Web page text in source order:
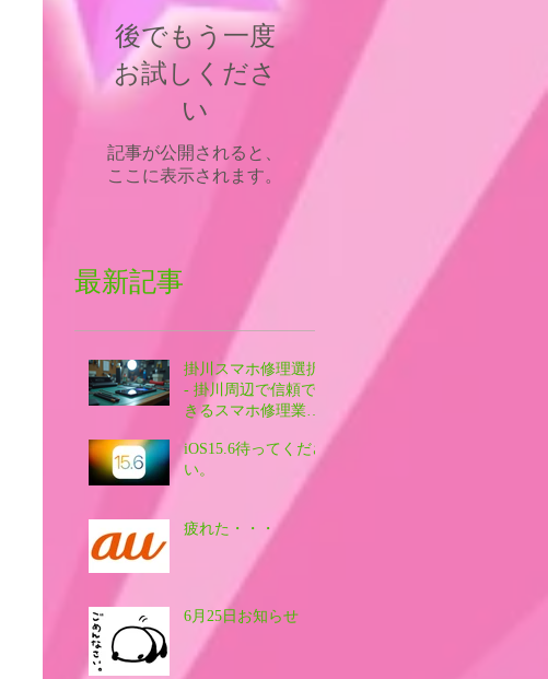
後でもう一度
お試しくださ
い
記事が公開されると、
ここに表示されます。
最新記事
掛川スマホ修理選択
- 掛川周辺で信頼で
きるスマホ修理業者
を探す方法
iOS15.6待ってくださ
い。
疲れた・・・
6月25日お知らせ